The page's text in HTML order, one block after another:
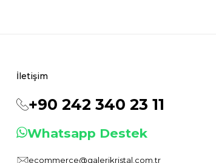
İletişim
+90 242 340 23 11
Whatsapp Destek
ecommerce@galerikristal.com.tr